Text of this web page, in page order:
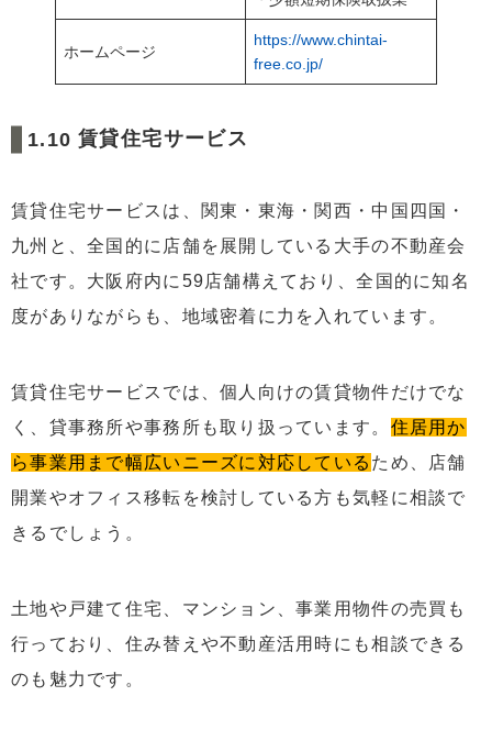
ホームページ
https://www.chintai-
free.co.jp/
賃貸住宅サービス
賃貸住宅サービスは、関東・東海・関西・中国四国・
九州と、全国的に店舗を展開している大手の不動産会
社です。大阪府内に59店舗構えており、全国的に知名
度がありながらも、地域密着に力を入れています。
賃貸住宅サービスでは、個人向けの賃貸物件だけでな
く、貸事務所や事務所も取り扱っています。 住居用か
ら事業用まで幅広いニーズに対応している ため、店舗
開業やオフィス移転を検討している方も気軽に相談で
きるでしょう。
土地や戸建て住宅、マンション、事業用物件の売買も
行っており、住み替えや不動産活用時にも相談できる
のも魅力です。